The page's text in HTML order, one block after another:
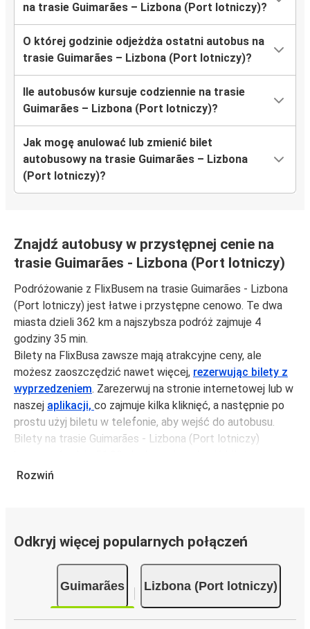
na trasie Guimarães – Lizbona (Port lotniczy)?
O której godzinie odjeżdża ostatni autobus na
trasie Guimarães – Lizbona (Port lotniczy)?
Ile autobusów kursuje codziennie na trasie
Guimarães – Lizbona (Port lotniczy)?
Jak mogę anulować lub zmienić bilet
autobusowy na trasie Guimarães – Lizbona
(Port lotniczy)?
Znajdź autobusy w przystępnej cenie na
trasie Guimarães - Lizbona (Port lotniczy)
Podróżowanie z FlixBusem na trasie Guimarães - Lizbona
(Port lotniczy) jest łatwe i przystępne cenowo. Te dwa
miasta dzieli 362 km a najszybsza podróż zajmuje 4
godziny 35 min.
Bilety na FlixBusa zawsze mają atrakcyjne ceny, ale
możesz zaoszczędzić nawet więcej, rezerwując bilety z
wyprzedzeniem. Zarezerwuj na stronie internetowej lub w
naszej aplikacji, co zajmuje kilka kliknięć, a następnie po
prostu użyj biletu w telefonie, aby wejść do autobusu.
Bilety na trasie Guimarães - Lizbona (Port lotniczy)
jedynie 42,99 zł, jeśli zarezerwujesz z wyprzedzeniem lub
Podróż na trasie Guimarães - Lizbona (Port
lotniczy)
Trasa Guimarães - Lizbona (Port lotniczy) jest łatwa i
wygodna z FlixBusem, dzięki 7 bezpośrednim połączeniom
dziennie.
Rozwiń
Odkryj więcej popularnych połączeń
Guimarães Lizbona (Port lotniczy)